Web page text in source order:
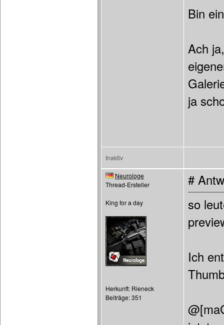
Bin
Ach
ja
Inaktiv
Neurologe
Thread-Ersteller
King for a day
Herkunft: Rieneck
Beiträge: 351
#
so
Ich